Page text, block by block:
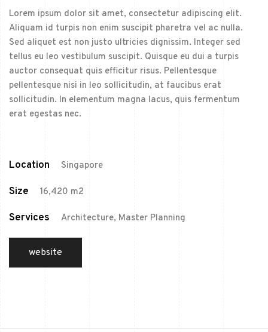
Lorem ipsum dolor sit amet, consectetur adipiscing elit.
Aliquam id turpis non enim suscipit pharetra vel ac nulla.
Sed aliquet est non justo ultricies dignissim. Integer sed
tellus eu leo vestibulum suscipit. Quisque eu dui a turpis
auctor consequat quis efficitur risus. Pellentesque
pellentesque nisi in leo sollicitudin, at faucibus erat
sollicitudin. In elementum magna lacus, quis fermentum
erat egestas nec.
Location Singapore
Size 16,420 m2
Services Architecture, Master Planning
website